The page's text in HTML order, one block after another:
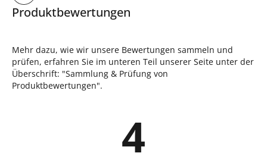
Produktbewertungen
Mehr dazu, wie wir unsere Bewertungen sammeln und
prüfen, erfahren Sie im unteren Teil unserer Seite unter der
Überschrift: "Sammlung & Prüfung von
Produktbewertungen".
4